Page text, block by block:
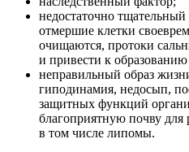
недостаточно
отмершие клетки
очищаются, протоки
и привести к
неправильный образ
гиподинамия, недосып,
защитных функций
благоприятную почву для
в том числе липомы.